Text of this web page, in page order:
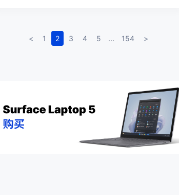
< 1 2 3 4 5 ... 154 >